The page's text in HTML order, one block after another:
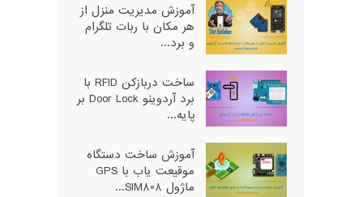
آموزش مدیریت منزل از
هر مکان با ربات تلگرام
و برد...
ساخت دربازکن RFID با
برد آردوینو Door Lock بر
پایه...
آموزش ساخت دستگاه
موقیعت یاب با GPS
ماژول SIM808...